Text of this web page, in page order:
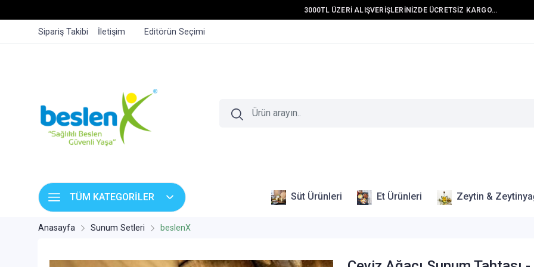
3000TL ÜZERİ ALIŞVERİŞLERİNİZDE ÜCRETSİZ KARGO...
Sipariş Takibi İletişim Editörün Seçimi
TÜM KATEGORİLER Süt Ürünleri Et Ürünleri Zeytin &
Anasayfa Sunum Setleri beslenX